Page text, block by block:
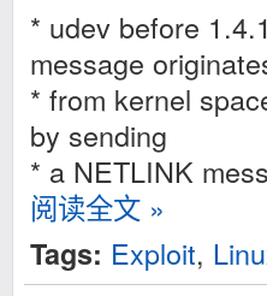
* udev before
message
* from kernel
by sending
* a NETLINK
阅读全文 »
Tags: Exploit,